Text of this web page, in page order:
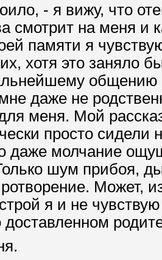
- я вижу, что
смотрит на меня
памяти я
хотя это заняло
общению
даже не
меня. Мой
просто сидели
даже молчание
шум прибоя,
Может,
я и не